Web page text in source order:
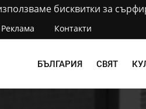
бисквитки за
Реклама Контакти
БЪЛГАРИЯ СВЯТ